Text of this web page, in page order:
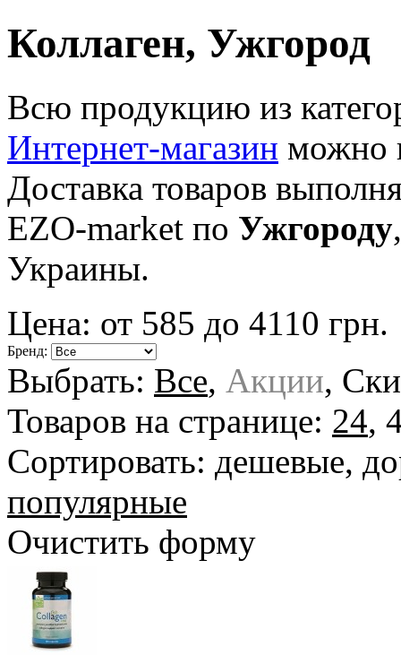
Коллаген, Ужгород
Всю продукцию из
Интернет-магазин можно
Доставка товаров
EZO-market по Ужгороду
Украины.
Цена: от 585 до 4110 грн.
Бренд:
Выбрать: Все, Акции,
Товаров на странице: 24,
Сортировать: дешевые,
популярные
Очистить форму